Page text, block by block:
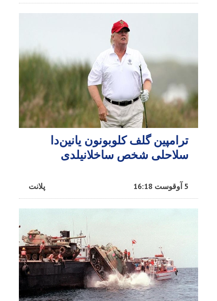
ترامپین گلف کلوبونون یانین‌دا
سلاحلی شخص ساخلانیلدی
پلانت 5 آوقوست 16:18